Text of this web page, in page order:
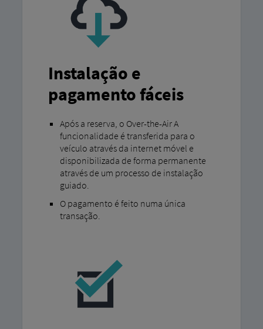
Instalação e
pagamento fáceis
Após a reserva, o Over-the-Air A
funcionalidade é transferida para o
veículo através da internet móvel e
disponibilizada de forma permanente
através de um processo de instalação
guiado.
O pagamento é feito numa única
transação.